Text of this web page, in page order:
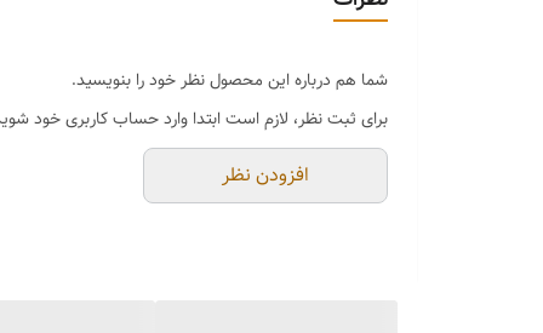
شما هم درباره این محصول نظر خود را بنویسید.
برای ثبت نظر، لازم است ابتدا وارد حساب کاربری خود
افزودن نظر